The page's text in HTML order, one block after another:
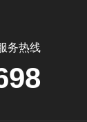
务热线